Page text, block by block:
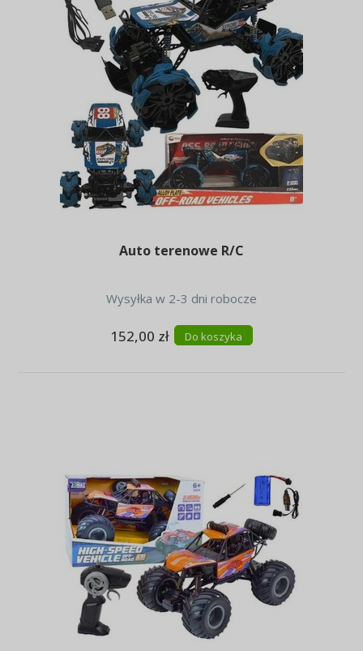
Auto terenowe R/C
Wysyłka w 2-3 dni robocze
152,00 zł Do koszyka